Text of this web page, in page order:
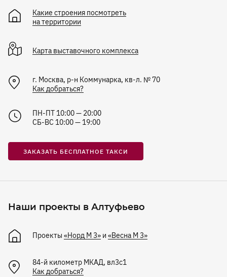
Какие строения посмотреть
на территории
Карта выставочного комплекса
г. Москва, р-н Коммунарка, кв-л. № 70
Как добраться?
ПН-ПТ 10:00 — 20:00
СБ-ВС 10:00 — 19:00
ЗАКАЗАТЬ БЕСПЛАТНОЕ ТАКСИ
Наши проекты в Алтуфьево
Проекты «Норд М 3» и «Весна М 3»
84-й километр МКАД, вл3с1
Как добраться?